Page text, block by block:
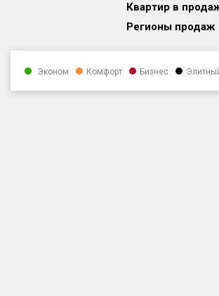
Квартир в
Регионы продаж
Эконом Комфорт Бизнес